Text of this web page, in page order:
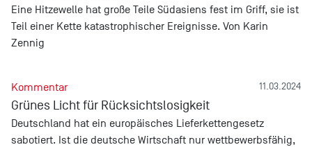
Eine Hitzewelle hat große Teile Südasiens fest im Griff, sie ist
Teil einer Kette katastrophischer Ereignisse. Von Karin
Zennig
11.03.2024
Kommentar
Grünes Licht für Rücksichtslosigkeit
Deutschland hat ein europäisches Lieferkettengesetz
sabotiert. Ist die deutsche Wirtschaft nur wettbewerbsfähig,